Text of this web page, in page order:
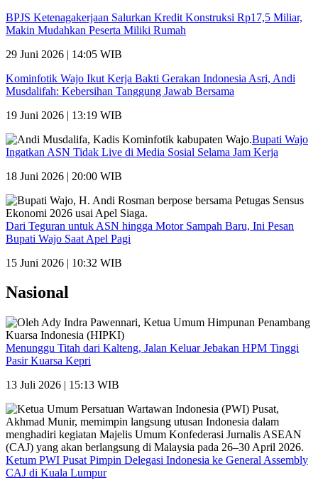
BPJS Ketenagakerjaan Salurkan Kredit Konstruksi Rp17,5 Miliar,
Makin Mudahkan Peserta Miliki Rumah
29 Juni 2026 | 14:05 WIB
Kominfotik Wajo Ikut Kerja Bakti Gerakan Indonesia Asri, Andi
Musdalifah: Kebersihan Tanggung Jawab Bersama
19 Juni 2026 | 13:19 WIB
Bupati Wajo
Ingatkan ASN Tidak Live di Media Sosial Selama Jam Kerja
18 Juni 2026 | 20:00 WIB
Dari Teguran untuk ASN hingga Motor Sampah Baru, Ini Pesan
Bupati Wajo Saat Apel Pagi
15 Juni 2026 | 10:32 WIB
Nasional
Menunggu Titah dari Kalteng, Jalan Keluar Jebakan HPM Tinggi
Pasir Kuarsa Kepri
13 Juli 2026 | 15:13 WIB
Ketum PWI Pusat Pimpin Delegasi Indonesia ke General Assembly
CAJ di Kuala Lumpur